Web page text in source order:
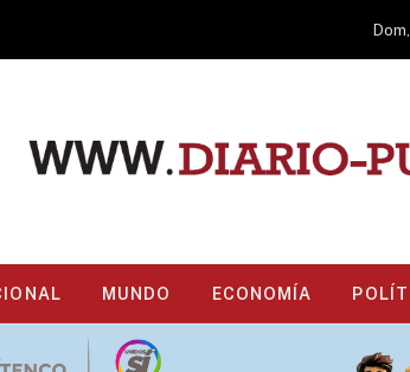
MUNDO ECONOMÍA